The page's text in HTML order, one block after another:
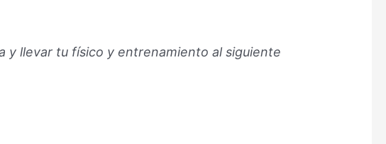
y llevar tu físico y entrenamiento al siguiente